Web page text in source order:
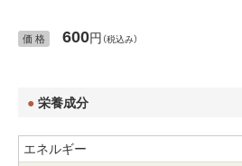
価 格 600円 （税込み）
栄養成分